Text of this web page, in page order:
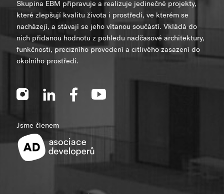
Skupina EBM připravuje a realizuje jedinečné projekty,
které zlepšují kvalitu života i prostředí, ve kterém se
nacházejí, a stávají se jeho vítanou součástí. Vkládá do
nich přidanou hodnotu z pohledu nadčasové architektury,
funkčnosti, precizního provedení a citlivého zasazení do
okolního prostředí.
Jsme členem